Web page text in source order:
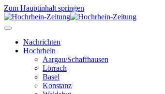
Zum Hauptinhalt springen
Nachrichten
Hochrhein
Aargau/Schaffhausen
Lörrach
Basel
Konstanz